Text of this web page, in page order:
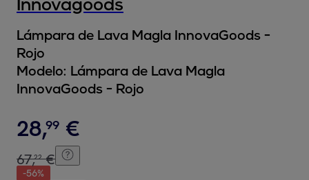
Lámpara de Lava Magla InnovaGoods -
Rojo
Modelo: Lámpara de Lava Magla
InnovaGoods - Rojo
28,99 €
67,22 €
-56%